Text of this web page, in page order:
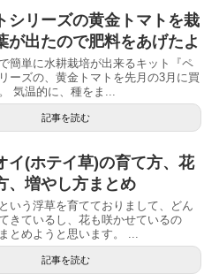
シリーズの黄金トマトを栽
が出たので肥料をあげたよ
簡単に水耕栽培が出来るキット『ペ
ーズの、黄金トマトを先月の3月に買
気温的に、種をま...
記事を読む
イ(ホテイ草)の育て方、花
、増やし方まとめ
いう浮草を育てておりまして、どん
きているし、花も咲かせているの
とめようと思います。 ...
記事を読む